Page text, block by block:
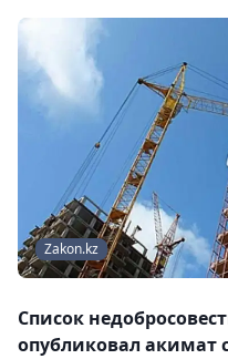
Zakon.kz
Список
опубликовал акимат